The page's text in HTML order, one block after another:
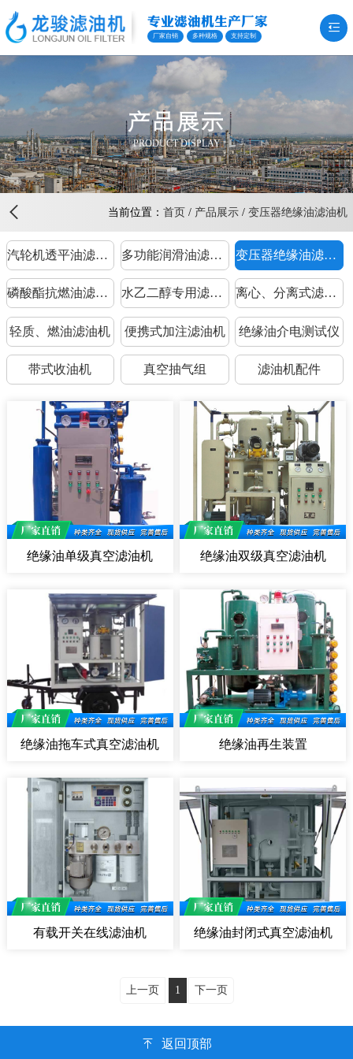
专业滤油机生产厂家
厂家自销 多种规格 支持定制
产品展示
PRODUCT DISPLAY
当前位置： 首页 / 产品展示 / 变压器绝缘油滤油机
汽轮机透平油滤油机 多功能润滑油滤油机 变压器绝缘油滤油机
磷酸酯抗燃油滤油机 水乙二醇专用滤油机 离心、分离式滤油机
轻质、燃油滤油机 便携式加注滤油机 绝缘油介电测试仪
带式收油机 真空抽气组 滤油机配件
绝缘油单级真空滤油机 绝缘油双级真空滤油机
绝缘油拖车式真空滤油机 绝缘油再生装置
有载开关在线滤油机 绝缘油封闭式真空滤油机
上一页 1 下一页
返回顶部